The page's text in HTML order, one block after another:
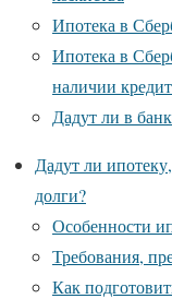
Ипотека в
Ипотека в
наличии
Дадут ли в
Дадут ли
долги?
Особенности
Требования,
Как